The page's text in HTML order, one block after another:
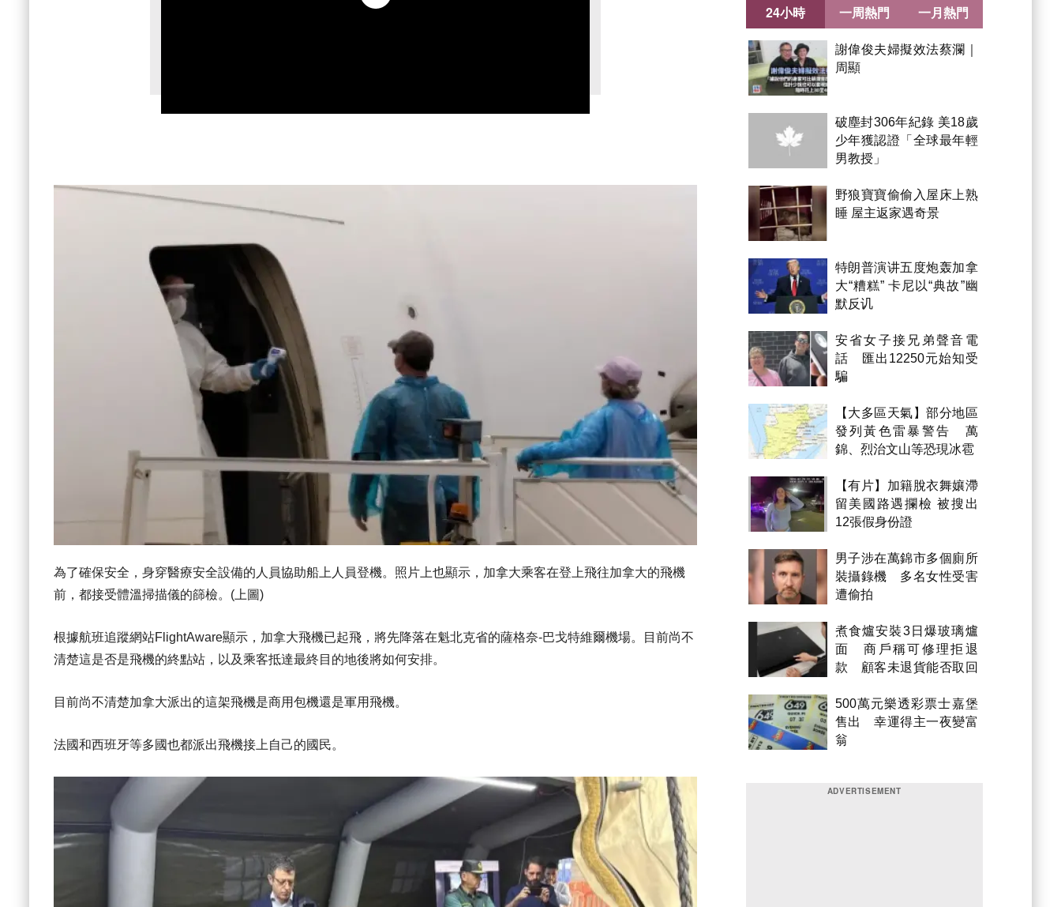
為了確保安全，身穿醫療安全設備的人員協助船上人員登機。照片上也顯示，加拿大乘客在登上飛往加拿大的飛機
前，都接受體溫掃描儀的篩檢。(上圖)
根據航班追蹤網站FlightAware顯示，加拿大飛機已起飛，將先降落在魁北克省的薩格奈-巴戈特維爾機場。目前尚不
清楚這是否是飛機的終點站，以及乘客抵達最終目的地後將如何安排。
目前尚不清楚加拿大派出的這架飛機是商用包機還是軍用飛機。
法國和西班牙等多國也都派出飛機接上自己的國民。
24小時
謝偉俊夫婦擬效法蔡瀾｜
周顯
破塵封306年紀錄 美18歲
少年獲認證「全球最年輕
男教授」
野狼寶寶偷偷入屋床上熟
睡 屋主返家遇奇景
特朗普演讲五度炮轰加拿
大“糟糕” 卡尼以“典故”幽
默反讥
安省女子接兄弟聲音電
話 匯出12250元始知受
騙
【大多區天氣】部分地區
發列黃色雷暴警告 萬
錦、烈治文山等恐現冰雹
【有片】加籍脫衣舞孃滯
留美國路遇攔檢 被搜出
12張假身份證
男子涉在萬錦市多個廁所
裝攝錄機 多名女性受害
遭偷拍
煮食爐安裝3日爆玻璃爐
面 商戶稱可修理拒退
款 顧客未退貨能否取回
500萬元樂透彩票士嘉堡
售出 幸運得主一夜變富
翁
一周熱門 一月熱門